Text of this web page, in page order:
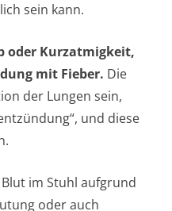
sein kann.
oder Kurzatmigkeit,
mit Fieber. Die
der Lungen sein,
und diese
im Stuhl aufgrund
oder auch